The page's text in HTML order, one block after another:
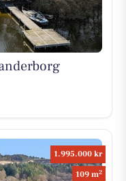
1.995.000 kr
109 m2